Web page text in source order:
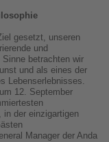
gesetzt, unseren
und
betrachten wir
und als eines der
Lebenserlebnisses.
12. September
in der einzigartigen
Manager der Anda